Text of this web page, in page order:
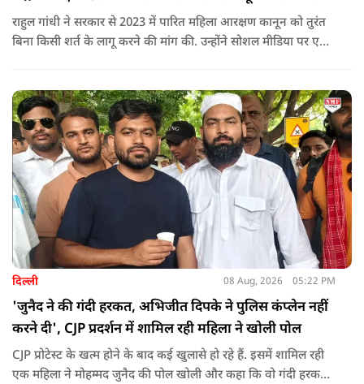
राहुल गांधी ने सरकार से 2023 में पारित महिला आरक्षण कानून को तुरंत
बिना किसी शर्त के लागू करने की मांग की. उन्होंने सोशल मीडिया पर एक
दिल्ली 08 Aug, 2026 05:22 PM
'जुनैद ने की गंदी हरकत, अभिजीत दिपके ने पुलिस कंप्लेन नहीं
करने दी', CJP प्रदर्शन में शामिल रही महिला ने खोली पोल
CJP प्रोटेस्ट के खत्म होने के बाद कई खुलासे हो रहे हैं. इसमें शामिल रही
एक महिला ने मोहम्मद जुनैद की पोल खोली और कहा कि वो गंदी हरकतें